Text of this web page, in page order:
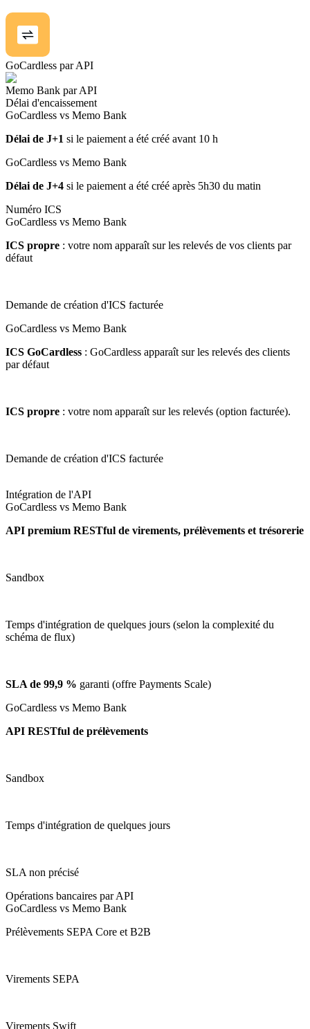
GoCardless par API
Memo Bank par API
Délai d'encaissement
GoCardless vs Memo Bank
Délai de J+1 si le paiement a été créé avant 10 h
GoCardless vs Memo Bank
Délai de J+4 si le paiement a été créé après 5h30 du matin
Numéro ICS
GoCardless vs Memo Bank
ICS propre : votre nom apparaît sur les relevés de vos clients par
défaut
Demande de création d'ICS facturée
GoCardless vs Memo Bank
ICS GoCardless : GoCardless apparaît sur les relevés des clients
par défaut
ICS propre : votre nom apparaît sur les relevés (option facturée).
Demande de création d'ICS facturée
Intégration de l'API
GoCardless vs Memo Bank
API premium RESTful de virements, prélèvements et trésorerie
Sandbox
Temps d'intégration de quelques jours (selon la complexité du
schéma de flux)
SLA de 99,9 % garanti (offre Payments Scale)
GoCardless vs Memo Bank
API RESTful de prélèvements
Sandbox
Temps d'intégration de quelques jours
SLA non précisé
Opérations bancaires par API
GoCardless vs Memo Bank
Prélèvements SEPA Core et B2B
Virements SEPA
Virements Swift